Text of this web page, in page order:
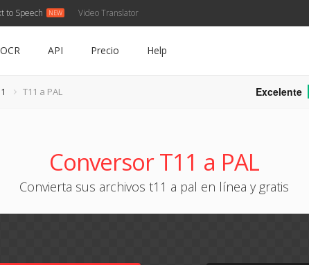
to Speech Video Translator
OCR API Precio Help
T11 a PAL Excelente
Conversor T11 a PAL
Convierta sus archivos t11 a pal en línea y gratis